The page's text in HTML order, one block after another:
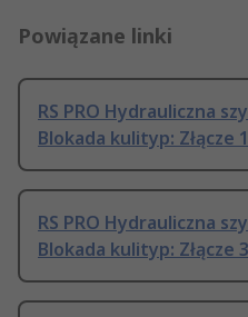
Powiązane linki
RS PRO Hydrauliczna
Blokada kulityp: Złącze
RS PRO Hydrauliczna
Blokada kulityp: Złącze